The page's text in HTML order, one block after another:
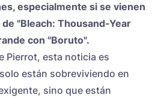
especialmente si se vienen
"Bleach: Thousand-Year
con "Boruto".
Pierrot, esta noticia es
están sobreviviendo en
sino que están